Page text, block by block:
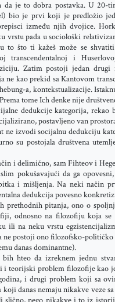
da je to dobra postavka. U 20-
bio je prvi koji je predložio
između njih dvojice.
vrstu pada u sociološki
to što ti kažeš može se
transcendentalnoj i
Zatim postoji jedan
ne kao prekid sa Kantovom
a, kontekstualizacije.
tome Ich denke nije
dedukcije kategorija,
postavljeno van
ne izvodi socijalnu dedukciju
su postojala društvena
i delimično, sam Fihteov i
pokušavajući da ga
i mišljenja. Na neki način
dedukcija povesno
prethodnih pitanja, ono o
odnosno na filozofiju koja
ili na neku vrstu
postoji ono filozofsko-političko
danas dominantne).
bih hteo da izreknem jednu
i teorijski problem filozofije kao
i drugi problem koji sa
danas nemaju nikakve veze